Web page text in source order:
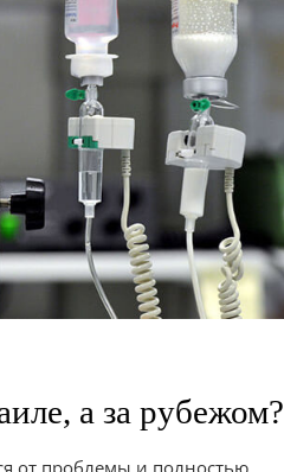
а за рубежом?
от проблемы и полностью